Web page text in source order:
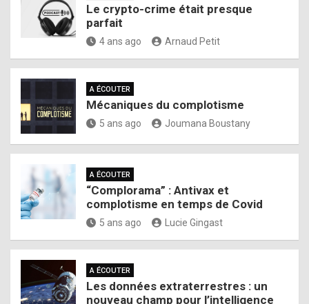
Le crypto-crime était presque
parfait
4 ans ago Arnaud Petit
A ÉCOUTER
Mécaniques du complotisme
5 ans ago Joumana Boustany
A ÉCOUTER
“Complorama” : Antivax et
complotisme en temps de Covid
5 ans ago Lucie Gingast
A ÉCOUTER
Les données extraterrestres : un
nouveau champ pour l’intelligence